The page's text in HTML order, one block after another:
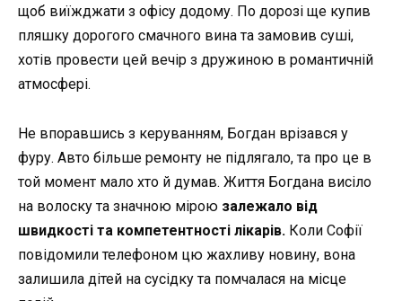
щоб виїжджати з офісу додому. По дорозі ще купив
пляшку дорогого смачного вина та замовив суші,
хотів провести цей вечір з дружиною в романтичній
атмосфері.
Не впоравшись з керуванням, Богдан врiзався у
фуру. Авто більше ремонту не підлягало, та про це в
той момент мало хто й думав. Життя Богдана висіло
на волоску та значною мірою залежало від
швидкості та компетентності лікарів. Коли Софії
повідомили телефоном цю жахливу новину, вона
залишила дітей на сусідку та помчалася на місце